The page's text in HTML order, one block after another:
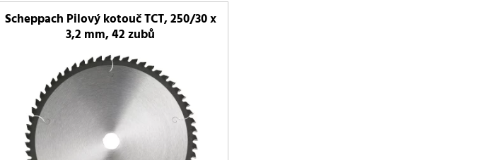
Scheppach Pilový kotouč TCT, 250/30 x
3,2 mm, 42 zubů